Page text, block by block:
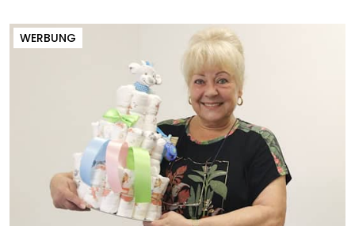
WERBUNG